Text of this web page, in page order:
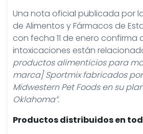
Una nota oficial publicada por
de Alimentos y Fármacos de
con fecha 11 de enero confirma
intoxicaciones están
productos alimenticios para
marca] Sportmix fabricados
Midwestern Pet Foods en su
Oklahoma”.
Productos distribuidos en